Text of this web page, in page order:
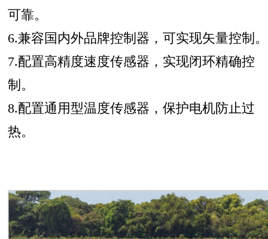
可靠。
6.兼容国内外品牌控制器，可实现矢量控制。
7.配置高精度速度传感器，实现闭环精确控
制。
8.配置通用型温度传感器，保护电机防止过
热。